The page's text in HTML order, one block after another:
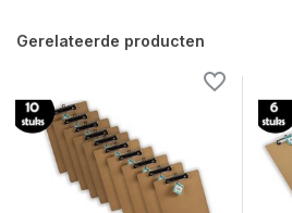
Gerelateerde producten